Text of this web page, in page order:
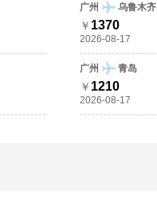
广州 乌鲁木齐
￥ 1370
2026-08-17
广州 青岛
￥ 1210
2026-08-17